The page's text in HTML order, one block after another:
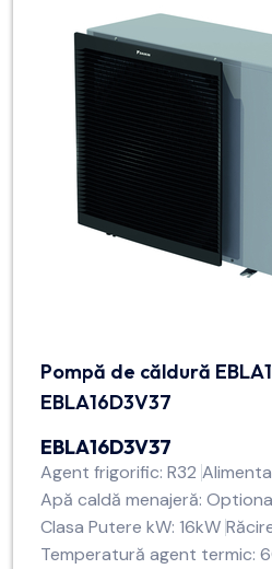
Pompă de căldură
EBLA16D3V37
EBLA16D3V37
Agent frigorific: R32
Apă caldă menajeră:
Clasa Putere kW: 16kW
Temperatură agent termic: